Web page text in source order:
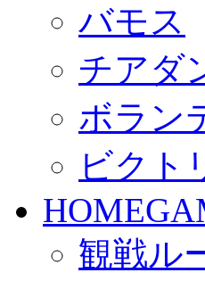
バモス
チアダ
ボラン
ビクト
観戦ル